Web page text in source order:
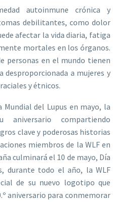
autoinmune crónica y
debilitantes, como dolor
afectar la vida diaria, fatiga
mortales en los órganos.
personas en el mundo tienen
desproporcionada a mujeres y
y étnicos.
Mundial del Lupus en mayo, la
aniversario compartiendo
clave y poderosas historias
miembros de la WLF en
culminará el 10 de mayo, Día
durante todo el año, la WLF
de su nuevo logotipo que
aniversario para conmemorar